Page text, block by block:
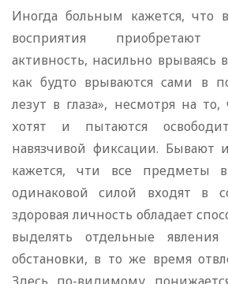
Иногда больным кажется, что
восприятия приобретают
активность, насильно врываясь
как будто врываются сами в
лезут в глаза», несмотря на
хотят и пытаются
навязчивой фиксации. Бывают
кажется, чти все предметы
одинаковой силой входят в
здоровая личность обладает
выделять отдельные
обстановки, в то же время